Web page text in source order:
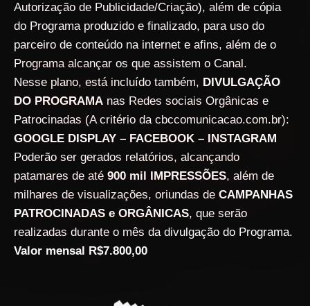
Autorização de Publicidade/Criação), além de cópia
do Programa produzido e finalizado, para uso do
parceiro de conteúdo na internet e afins, além de o
Programa alcançar os que assistem o Canal.
Nesse plano, está incluído também, DIVULGAÇÃO
DO PROGRAMA nas Redes sociais Orgânicas e
Patrocinadas (A critério da cbccomunicacao.com.br):
GOOGLE DISPLAY – FACEBOOK – INSTAGRAM
Poderão ser gerados relatórios, alcançando
patamares de até 900 mil IMPRESSÕES, além de
milhares de visualizações, oriundas de CAMPANHAS
PATROCINADAS e ORGÂNICAS, que serão
realizadas durante o mês da divulgação do Programa.
Valor mensal R$7.800,00